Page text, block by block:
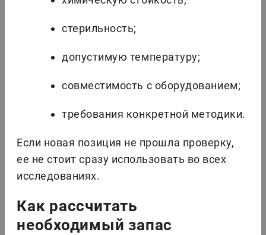
стерильность;
допустимую температуру;
совместимость с оборудованием;
требования конкретной методики.
Если новая позиция не прошла проверку,
ее не стоит сразу использовать во всех
исследованиях.
Как рассчитать
необходимый запас